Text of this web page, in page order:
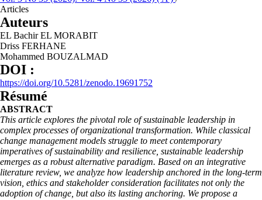
Articles
Auteurs
EL Bachir EL MORABIT
Driss FERHANE
Mohammed BOUZALMAD
DOI :
https://doi.org/10.5281/zenodo.19691752
Résumé
ABSTRACT
This article explores the pivotal role of sustainable leadership in
complex processes of organizational transformation. While classical
change management models struggle to meet contemporary
imperatives of sustainability and resilience, sustainable leadership
emerges as a robust alternative paradigm. Based on an integrative
literature review, we analyze how leadership anchored in the long-term
vision, ethics and stakeholder consideration facilitates not only the
adoption of change, but also its lasting anchoring. We propose a